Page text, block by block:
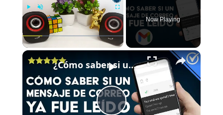
Now Playing
×
¿Cómo saber si un mensaje de CORREO ya FUE LEÍDO? - Confirmación de lectura